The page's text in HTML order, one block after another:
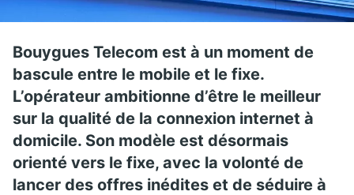
Bouygues Telecom est à un moment de
bascule entre le mobile et le fixe.
L’opérateur ambitionne d’être le meilleur
sur la qualité de la connexion internet à
domicile. Son modèle est désormais
orienté vers le fixe, avec la volonté de
lancer des offres inédites et de séduire à